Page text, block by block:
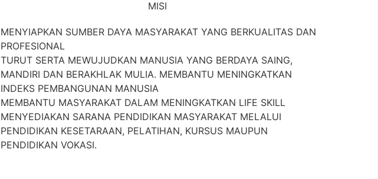
MISI
MENYIAPKAN SUMBER DAYA MASYARAKAT YANG BERKUALITAS DAN
PROFESIONAL
TURUT SERTA MEWUJUDKAN MANUSIA YANG BERDAYA SAING,
MANDIRI DAN BERAKHLAK MULIA. MEMBANTU MENINGKATKAN
INDEKS PEMBANGUNAN MANUSIA
MEMBANTU MASYARAKAT DALAM MENINGKATKAN LIFE SKILL
MENYEDIAKAN SARANA PENDIDIKAN MASYARAKAT MELALUI
PENDIDIKAN KESETARAAN, PELATIHAN, KURSUS MAUPUN
PENDIDIKAN VOKASI.